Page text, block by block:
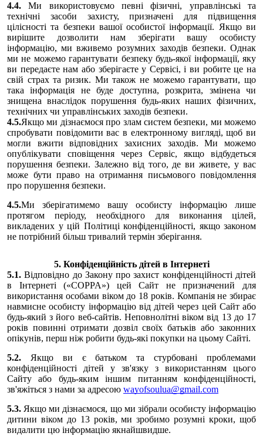
4.4.Ми використовуємо певні фізичні, управлінські та
технічні засоби захисту, призначені для підвищення
цілісності та безпеки вашої особистої інформації. Якщо ви
вирішите дозволити нам зберігати вашу особисту
інформацію, ми вживемо розумних заходів безпеки. Однак
ми не можемо гарантувати безпеку будь-якої інформації, яку
ви передаєте нам або зберігаєте у Сервісі, і ви робите це на
свій страх та ризик. Ми також не можемо гарантувати, що
така інформація не буде доступна, розкрита, змінена чи
знищена внаслідок порушення будь-яких наших фізичних,
технічних чи управлінських заходів безпеки.
4.5.Якщо ми дізнаємося про злам систем безпеки, ми можемо
спробувати повідомити вас в електронному вигляді, щоб ви
могли вжити відповідних захисних заходів. Ми можемо
опублікувати сповіщення через Сервіс, якщо відбудеться
порушення безпеки. Залежно від того, де ви живете, у вас
може бути право на отримання письмового повідомлення
про порушення безпеки.
4.5.Ми зберігатимемо вашу особисту інформацію лише
протягом періоду, необхідного для виконання цілей,
викладених у цій Політиці конфіденційності, якщо законом
не потрібний більш тривалий термін зберігання.
5. Конфіденційність дітей в Інтернеті
5.1.Відповідно до Закону про захист конфіденційності дітей
в Інтернеті («COPPA») цей Сайт не призначений для
використання особами віком до 18 років. Компанія не збирає
навмисне особисту інформацію від дітей через цей Сайт або
будь-який з його веб-сайтів. Неповнолітні віком від 13 до 17
років повинні отримати дозвіл своїх батьків або законних
опікунів, перш ніж робити будь-які покупки на цьому Сайті.
5.2. Якщо ви є батьком та стурбовані проблемами
конфіденційності дітей у зв'язку з використанням цього
Сайту або будь-яким іншим питанням конфіденційності,
зв'яжіться з нами за адресою wayofsoulua@gmail.com
5.3. Якщо ми дізнаємося, що ми зібрали особисту інформацію
дитини віком до 13 років, ми зробимо розумні кроки, щоб
видалити цю інформацію якнайшвидше.